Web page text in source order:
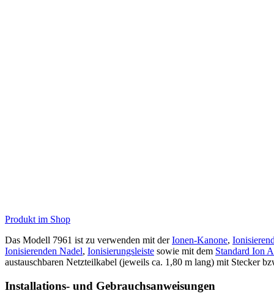
Produkt im Shop
Das Modell 7961 ist zu verwenden mit derIonen-Kanone,
Ionisierenden Nadel, Ionisierungsleiste sowie mit dem Standard Ion
austauschbaren Netzteilkabel (jeweils ca. 1,80 m lang) mit Stecker
Installations- und Gebrauchsanweisungen